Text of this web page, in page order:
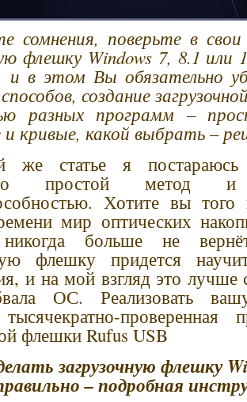
сомнения, поверьте в
флешку Windows 7, 8.1
и в этом Вы обязательно
способов, создание
разных программ –
кривые, какой выбрать –
же статье я постараюсь
простой
Хотите вы
мир оптических
больше не
флешку придется
и на мой взгляд это лучше
ОС. Реализовать
проверенная
флешки Rufus USB
загрузочную флешку
– подробная